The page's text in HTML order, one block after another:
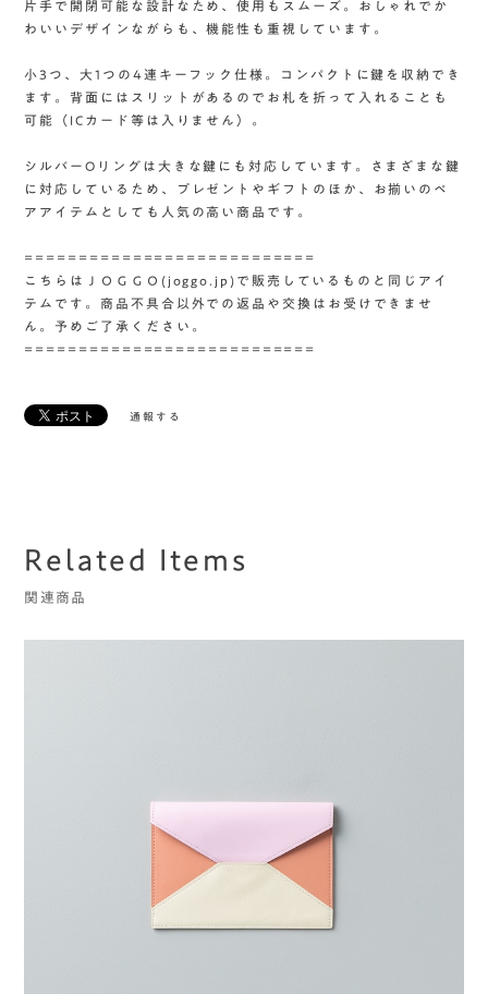
片手で開閉可能な設計なため、使用もスムーズ。おしゃれでか
わいいデザインながらも、機能性も重視しています。
小3つ、大1つの4連キーフック仕様。コンパクトに鍵を収納でき
ます。背面にはスリットがあるのでお札を折って入れることも
可能（ICカード等は入りません）。
シルバーOリングは大きな鍵にも対応しています。さまざまな鍵
に対応しているため、プレゼントやギフトのほか、お揃いのペ
アアイテムとしても人気の高い商品です。
===========================
こちらはＪＯＧＧＯ(joggo.jp)で販売しているものと同じアイ
テムです。商品不具合以外での返品や交換はお受けできませ
ん。予めご了承ください。
===========================
通報する
Related Items
関連商品